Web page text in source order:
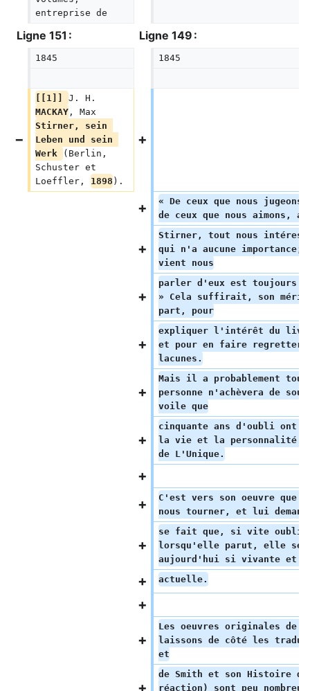
entreprise de
Ligne 151 : Ligne 149 :
1845 1845
[[1]] J. H.
MACKAY, Max
Stirner, sein
Leben und sein
Werk
(Berlin,
Schuster et
Loeffler, 1898 ).
« De ceux que nous jugeons
de ceux que nous aimons,
Stirner, tout nous
qui n'a aucune
vient nous
parler d'eux est toujours
» Cela suffirait, son
part, pour
expliquer l'intérêt du livre
et pour en faire regretter
lacunes.
Mais il a probablement
personne n'achèvera de
voile que
cinquante ans d'oubli ont
la vie et la personnalité
de L'Unique.
C'est vers son oeuvre que
nous tourner, et lui
se fait que, si vite
lorsqu'elle parut, elle se
aujourd'hui si vivante et
actuelle.
Les oeuvres originales de
laissons de côté les
et
de Smith et son Histoire
réaction) sont peu